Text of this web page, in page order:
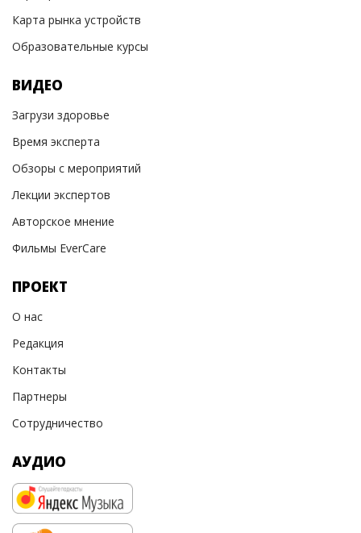
Карта рынка устройств
Образовательные курсы
ВИДЕО
Загрузи здоровье
Время эксперта
Обзоры с мероприятий
Лекции экспертов
Авторское мнение
Фильмы EverCare
ПРОЕКТ
О нас
Редакция
Контакты
Партнеры
Сотрудничество
АУДИО